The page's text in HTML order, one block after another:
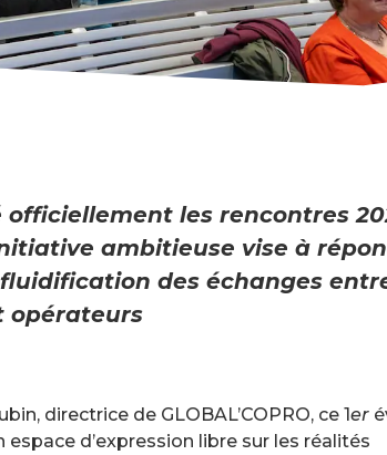
officiellement les rencontres
ambitieuse vise à
des échanges
opérateurs
directrice de GLOBAL’COPRO, ce 1er
d’expression libre sur les réalités